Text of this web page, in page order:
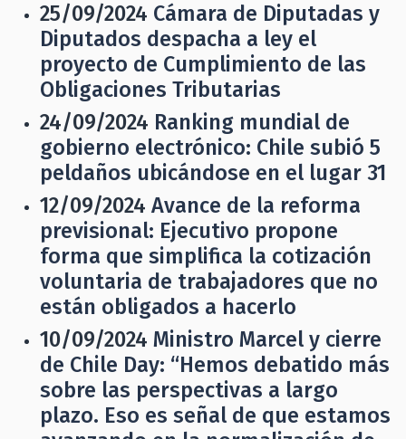
25/09/2024 Cámara de Diputadas y
Diputados despacha a ley el
proyecto de Cumplimiento de las
Obligaciones Tributarias
24/09/2024 Ranking mundial de
gobierno electrónico: Chile subió 5
peldaños ubicándose en el lugar 31
12/09/2024 Avance de la reforma
previsional: Ejecutivo propone
forma que simplifica la cotización
voluntaria de trabajadores que no
están obligados a hacerlo
10/09/2024 Ministro Marcel y cierre
de Chile Day: “Hemos debatido más
sobre las perspectivas a largo
plazo. Eso es señal de que estamos